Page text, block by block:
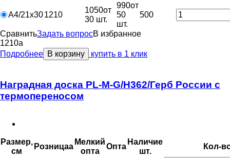
А4/21х301210
1050от
30 шт.
990от
50
шт.
500
СравнитьЗадать вопросВ избранное
1210a
Подробнее В корзину купить в 1 клик
Наградная доска PL-M-G/H362/Герб России с
термопереносом
Размер,
см
Розницаa
Мелкий
оптa
Оптa
Наличие
шт.
Кол-